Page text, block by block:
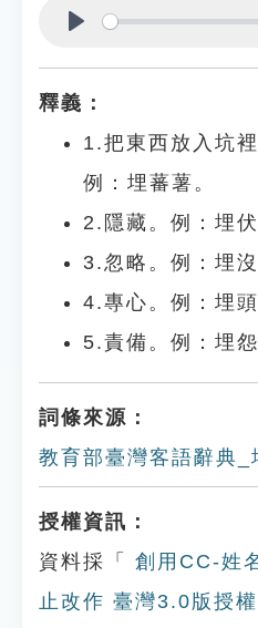
釋義：
1.把東西放入坑
例：埋蕃薯。
2.隱藏。例：埋伏
3.忽略。例：埋沒
4.專心。例：埋頭
5.責備。例：埋怨
詞條來源：
教育部臺灣客語辭典_
授權資訊：
資料採「
創用CC-姓
止改作 臺灣3.0版授